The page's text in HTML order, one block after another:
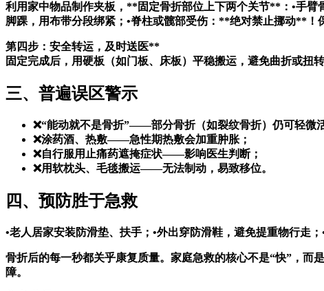
利用家中物品制作夹板，**固定骨折部位上下两个关节**：•手
脚踝，用布带分段绑紧；•脊柱或髋部受伤：**绝对禁止挪动**！
第四步：安全转运，及时送医**
固定完成后，用硬板（如门板、床板）平稳搬运，避免曲折或扭
三、普遍误区警示
❌“能动就不是骨折”——部分骨折（如裂纹骨折）仍可轻微
❌涂药酒、热敷——急性期热敷会加重肿胀；
❌自行服用止痛药遮掩症状——影响医生判断；
❌用软枕头、毛毯搬运——无法制动，易致移位。
四、预防胜于急救
•老人居家安装防滑垫、扶手；•外出穿防滑鞋，避免提重物行走
骨折后的每一秒都关乎康复质量。家庭急救的核心不是“快”，
障。